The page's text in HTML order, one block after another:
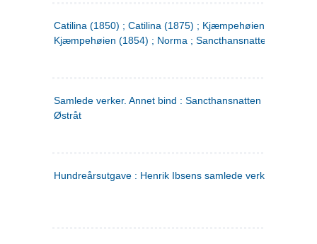
Catilina (1850) ; Catilina (1875) ; Kjæmpehøien (1850) ;
Kjæmpehøien (1854) ; Norma ; Sancthansnatten
Samlede verker. Annet bind : Sancthansnatten ; Fru Inger
Østråt
Hundreårsutgave : Henrik Ibsens samlede verker. 2